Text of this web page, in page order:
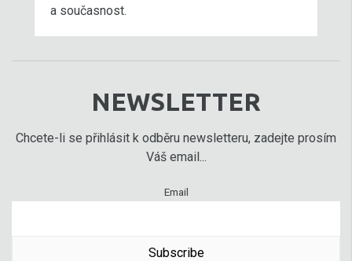
a současnost.
NEWSLETTER
Chcete-li se přihlásit k odběru newsletteru, zadejte prosím
Váš email...
Email
Subscribe